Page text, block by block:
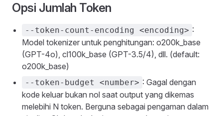
Opsi Jumlah Token
--token-count-encoding <encoding> :
Model tokenizer untuk penghitungan: o200k_base
(GPT-4o), cl100k_base (GPT-3.5/4), dll. (default:
o200k_base)
--token-budget <number> : Gagal dengan
kode keluar bukan nol saat output yang dikemas
melebihi N token. Berguna sebagai pengaman dalam